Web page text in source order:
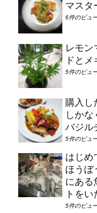
マスタ
6件のビュ
レモン
ドと
5件のビュ
購入し
しか
バジル
5件のビュ
はじめ
ほうぼ
にある
トをい
5件のビュ